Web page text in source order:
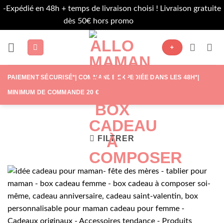
-Expédié en 48h + temps de livraison choisi ! Livraison gratuite
dès 50€ hors promo
+
PAIEMENT SÉCURISÉ*| COMMANDE EXPÉDIÉE DANS LES 48H*|
MINIMUM DE COMMANDE 20 €
FILTRER